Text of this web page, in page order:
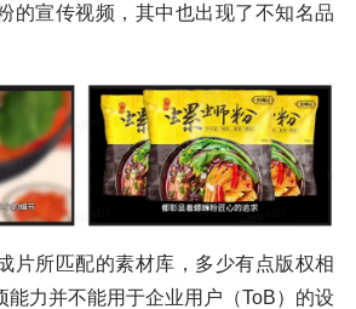
的宣传视频，其中也出现了不知名品
片所匹配的素材库，多少有点版权相
能力并不能用于企业用户（ToB）的设